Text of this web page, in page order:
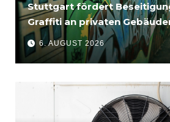
Stuttgart fördert
Graffiti an privaten
bis 3.500 Euro
6. AUGUST 2026